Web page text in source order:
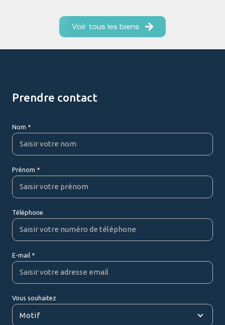
Voir tous les biens
prendre contact
Nom *
Prénom *
Téléphone
E-mail *
Vous souhaitez
Motif